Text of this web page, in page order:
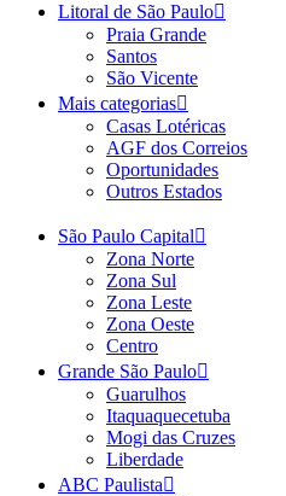
Litoral de São Paulo
Praia Grande
Santos
São Vicente
Mais categorias
Casas Lotéricas
AGF dos Correios
Oportunidades
Outros Estados
São Paulo Capital
Zona Norte
Zona Sul
Zona Leste
Zona Oeste
Centro
Grande São Paulo
Guarulhos
Itaquaquecetuba
Mogi das Cruzes
Liberdade
ABC Paulista